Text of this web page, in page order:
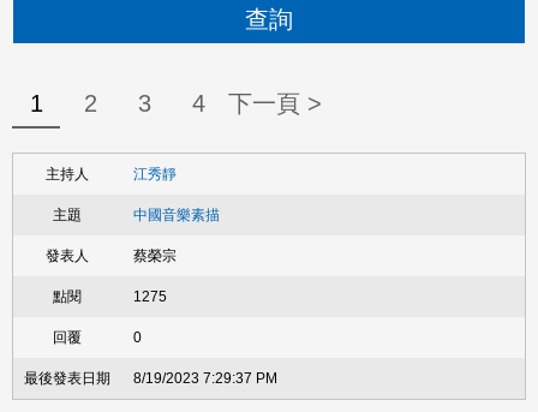
查詢
1 2 3 4 下一頁 >
江秀靜
中國音樂素描
蔡榮宗
1275
0
8/19/2023 7:29:37 PM